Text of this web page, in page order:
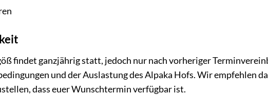
findet ganzjährig statt, jedoch nur nach vorheriger
und der Auslastung des Alpaka Hofs. Wir empfehlen
dass euer Wunschtermin verfügbar ist.